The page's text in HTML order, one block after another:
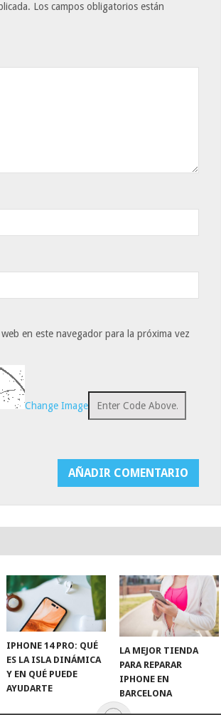
Los campos obligatorios están
en este navegador para la próxima vez
Change Image
IPHONE 14 PRO: QUÉ
ES LA ISLA DINÁMICA
Y EN QUÉ PUEDE
AYUDARTE
LA MEJOR TIENDA
PARA REPARAR
IPHONE EN
BARCELONA